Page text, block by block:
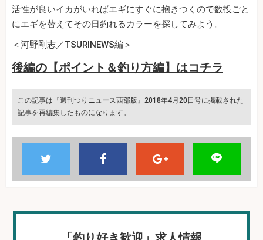
活性が良いイカがいればエギにすぐに抱きつくので数投ごと
にエギを替えてその日釣れるカラーを探してみよう。
＜河野剛志／TSURINEWS編＞
後編の【ポイント＆釣り方編】はコチラ
この記事は『週刊つりニュース西部版』2018年4月20日号に掲載された
記事を再編集したものになります。